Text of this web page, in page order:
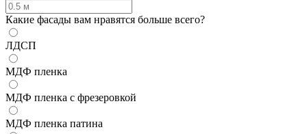
Какие фасады вам нравятся больше всего?
ЛДСП
МДФ пленка
МДФ пленка с фрезеровкой
МДФ пленка патина